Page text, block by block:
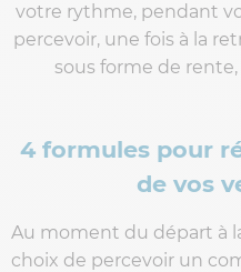
votre rythme, pendant
percevoir, une fois à la
sous forme de
4 formules pour
de vos
Au moment du départ à
choix de percevoir un